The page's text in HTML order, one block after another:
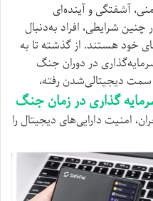
آشفتگی و آینده‌ای
شرایطی، افراد به‌دنبال
خود هستند. از گذشته تا به
سرمایه‌گذاری در دوران جنگ
سمت دیجیتالی‌شدن رفته،
گذاری در زمان جنگ
امنیت دارایی‌های دیجیتال را